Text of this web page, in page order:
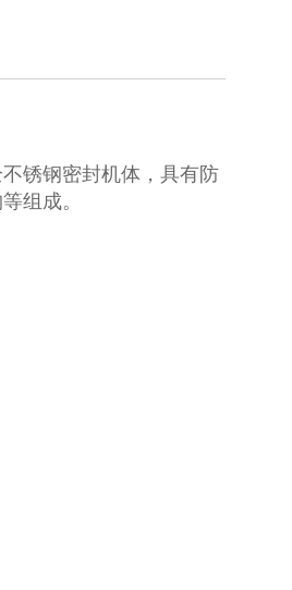
锈钢密封机体，具有防
组成。